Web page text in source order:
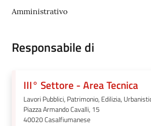
Tutti
argomenti
Amministrativo
Responsabile di
III° Settore - Area Tecnica
Lavori Pubblici, Patrimonio, Edilizia,
Piazza Armando Cavalli, 15
40020Casalfiumanese